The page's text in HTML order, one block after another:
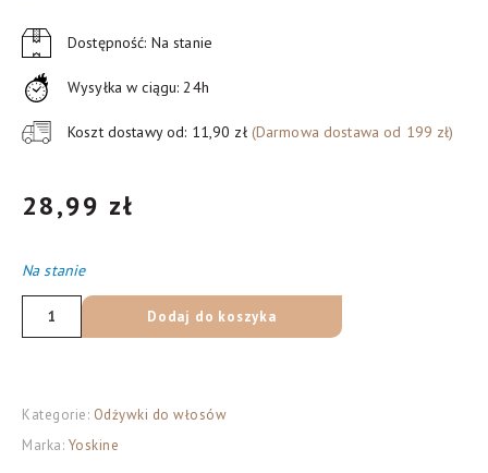
Dostępność: Na stanie
Wysyłka w ciągu: 24h
Koszt dostawy od: 11,90 zł (Darmowa dostawa od 199 zł)
28,99 zł
Na stanie
ilość
Yoskine
Mezo-
Therapy
Dodaj do koszyka
Kategorie: Odżywki do włosów
Marka: Yoskine